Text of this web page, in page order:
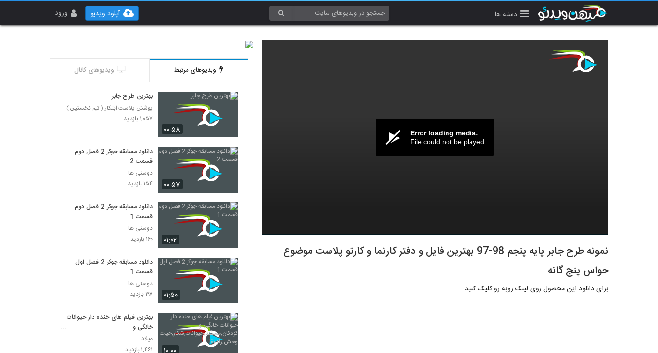
دسته ها ورود آپلود ویدیو
Error loading media:
File could not be played
نمونه طرح جابر پایه پنجم 98-97 بهترین فایل و دفتر کارنما و کارتو پلاست موضوع
حواس پنج گانه
برای دانلود این محصول روی لینک روبه رو کلیک کنید
ویدیوهای مرتبط ویدیوهای کانال
۰۰:۵۸
بهترین طرح جابر
پوشش پلاست ابتکار ( تیم نخستین )
۱,۰۵۷ بازدید
۰۰:۵۷
دانلود مسابقه جوکر 2 فصل دوم
قسمت 2
دوستی ها
۱۵۴ بازدید
۰۱:۰۲
دانلود مسابقه جوکر 2 فصل دوم
قسمت 1
دوستی ها
۱۶۰ بازدید
۰۱:۵۰
دانلود مسابقه جوکر 2 فصل اول
قسمت 1
دوستی ها
۱۹۷ بازدید
بهترین فیلم های خنده دار حیوانات
خانگی و
کودکان,مستند,حیوانات,شکار,حیات
وحش,راز بقا
میلاد
۱,۴۶۱ بازدید